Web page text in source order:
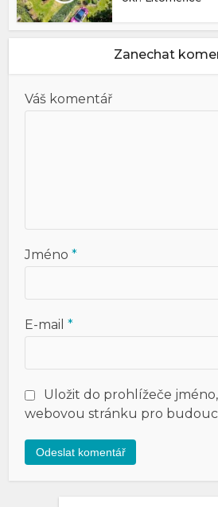
Zanechat
Váš komentář
Jméno*
E-mail*
Uložit do prohlížeče
webovou stránku pro